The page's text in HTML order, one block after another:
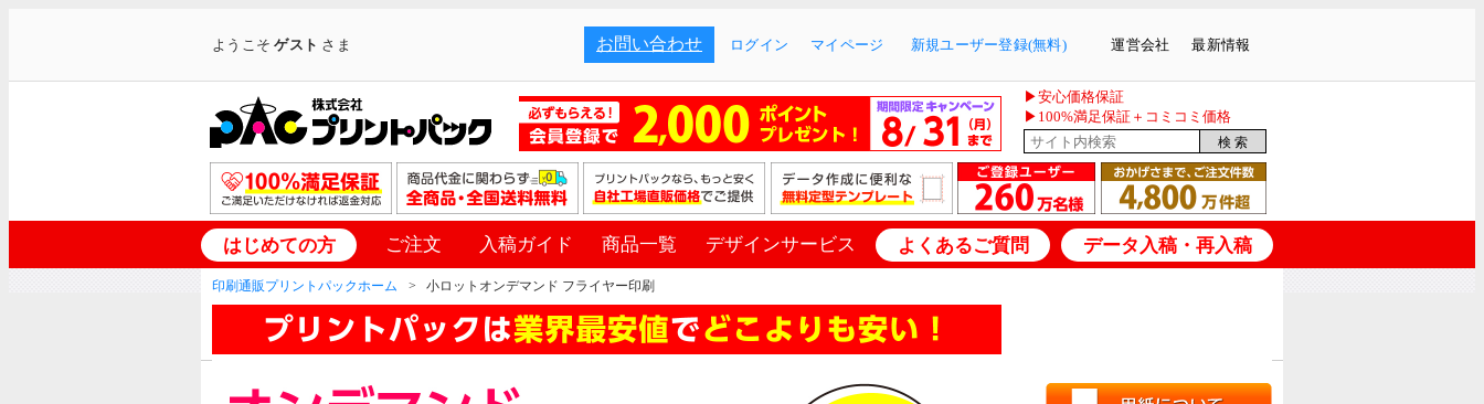
ようこそゲスト さま お問い合わせ ログイン マイページ 新規ユーザー登録(無料) 運営会社 最新情報
▶安心価格保証
▶100%満足保証＋コミコミ価格
はじめての方 ご注文 入稿ガイド 商品一覧 デザインサービス よくあるご質問 データ入稿・再入稿
印刷通販プリントパックホーム 小ロットオンデマンド フライヤー印刷